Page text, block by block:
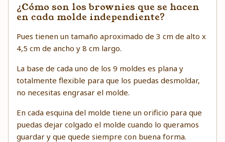
¿Cómo son los brownies que se hacen
en cada molde independiente?
Pues tienen un tamaño aproximado de 3 cm de alto x
4,5 cm de ancho y 8 cm largo.
La base de cada uno de los 9 moldes es plana y
totalmente flexible para que los puedas desmoldar,
no necesitas engrasar el molde.
En cada esquina del molde tiene un orificio para que
puedas dejar colgado el molde cuando lo queramos
guardar y que quede siempre con buena forma.